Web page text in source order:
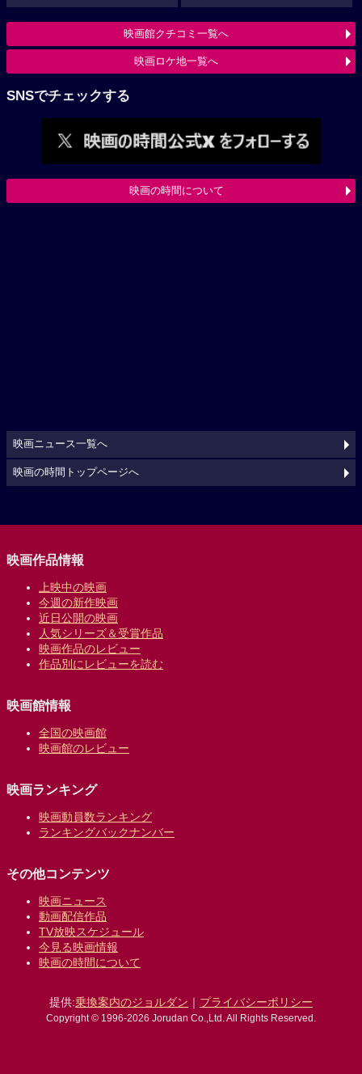
映画館クチコミ一覧へ
映画ロケ地一覧へ
SNSでチェックする
映画の時間について
映画ニュース一覧へ
映画の時間トップページへ
映画作品情報
上映中の映画
今週の新作映画
近日公開の映画
人気シリーズ＆受賞作品
映画作品のレビュー
作品別にレビューを読む
映画館情報
全国の映画館
映画館のレビュー
映画ランキング
映画動員数ランキング
ランキングバックナンバー
その他コンテンツ
映画ニュース
動画配信作品
TV放映スケジュール
今見る映画情報
映画の時間について
提供:乗換案内のジョルダン ｜ プライバシーポリシー
Copyright © 1996-2026 Jorudan Co.,Ltd. All Rights Reserved.